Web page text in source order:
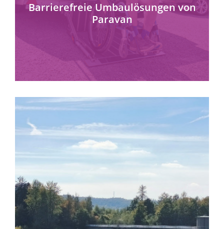
Barrierefreie Umbaulösungen von
Paravan
mehr erfahren